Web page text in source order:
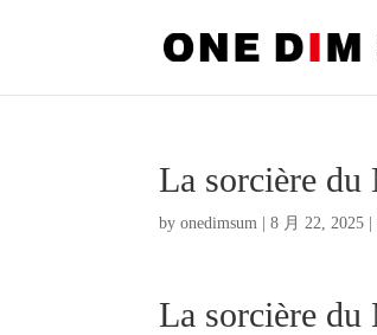
La sorcière
byonedimsum |8 月 22, 2025 |
La sorcière